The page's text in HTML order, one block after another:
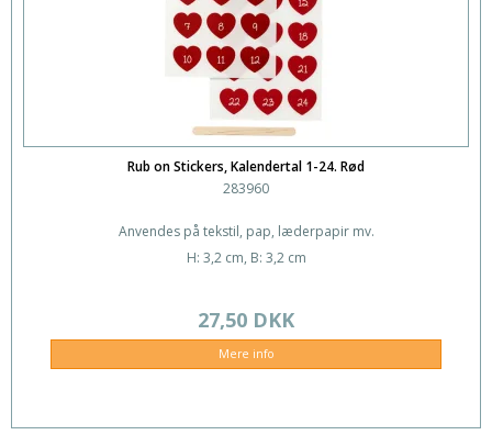
Rub on Stickers, Kalendertal 1-24. Rød
283960
Anvendes på tekstil, pap, læderpapir mv.
H: 3,2 cm, B: 3,2 cm
27,50 DKK
Mere info